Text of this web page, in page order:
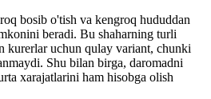
bosib o'tish va kengroq hududdan
beradi. Bu shaharning turli
kurerlar uchun qulay variant, chunki
Shu bilan birga, daromadni
xarajatlarini ham hisobga olish